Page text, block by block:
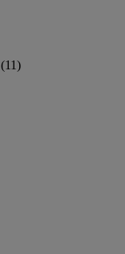
(11)